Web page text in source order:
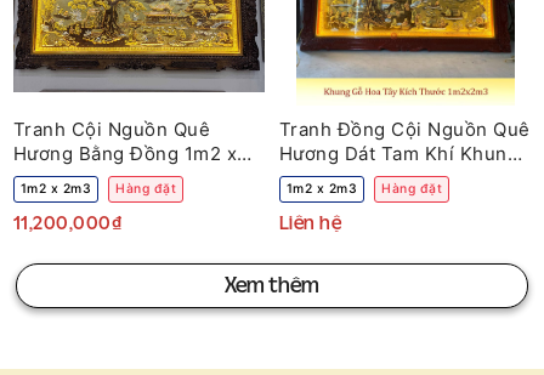
Tranh Cội Nguồn Quê
Hương Bằng Đồng 1m2 x
2m3
1m2 x 2m3 Hàng đặt
11,200,000₫
Tranh Đồng Cội Nguồn Quê
Hương Dát Tam Khí Khung
Gỗ 1m2x2m3
1m2 x 2m3 Hàng đặt
Liên hệ
Xem thêm